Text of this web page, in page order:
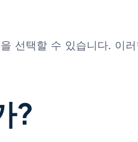
선택할 수 있습니다. 이
?